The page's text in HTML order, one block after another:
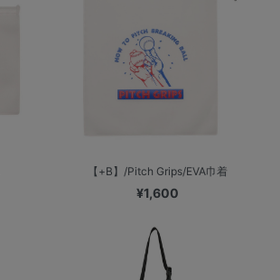
【+B】/Pitch Grips/EVA巾着
¥1,600